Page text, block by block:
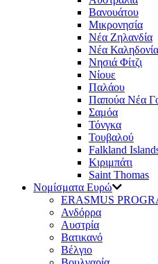
Βανουάτου
Μικρονησία
Νέα Ζηλανδία
Νέα Καληδονία
Νησιά Φίτζι
Νίουε
Παλάου
Παπούα Νέα
Σαμόα
Τόνγκα
Τουβαλού
Falkland
Κιριμπάτι
Saint Thomas
Νομίσματα Ευρώ
ERASMUS
Ανδόρρα
Αυστρία
Βατικανό
Βέλγιο